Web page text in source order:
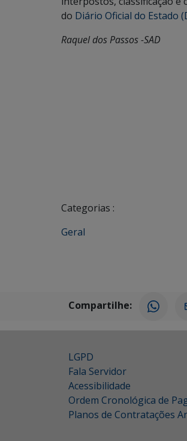
do Diário Oficial do Estado
Raquel dos Passos -SAD
Categorias :
Geral
Compartilhe:
LGPD
Fala Servidor
Acessibilidade
Ordem Cronológica de
Planos de Contratações